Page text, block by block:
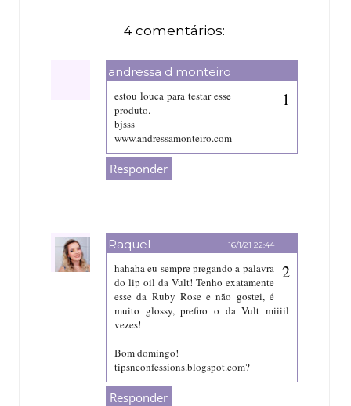
4 comentários:
andressa d monteiro
estou louca para testar esse
produto.
bjsss
www.andressamonteiro.com
Responder
Raquel 16/1/21 22:44
hahaha eu sempre pregando a palavra
do lip oil da Vult! Tenho exatamente
esse da Ruby Rose e não gostei, é
muito glossy, prefiro o da Vult miiiil
vezes!
Bom domingo!
tipsnconfessions.blogspot.com?
Responder